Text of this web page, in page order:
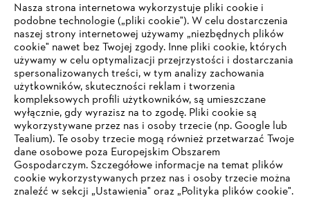
#STIHL
Firma
Nasza strona internetowa wykorzystuje pliki cookie i
podobne technologie („pliki cookie"). W celu dostarczenia
naszej strony internetowej używamy „niezbędnych plików
cookie" nawet bez Twojej zgody. Inne pliki cookie, których
używamy w celu optymalizacji przejrzystości i dostarczania
spersonalizowanych treści, w tym analizy zachowania
użytkowników, skuteczności reklam i tworzenia
kompleksowych profili użytkowników, są umieszczane
wyłącznie, gdy wyrazisz na to zgodę. Pliki cookie są
wykorzystywane przez nas i osoby trzecie (np. Google lub
Tealium). Te osoby trzecie mogą również przetwarzać Twoje
dane osobowe poza Europejskim Obszarem
Gospodarczym. Szczegółowe informacje na temat plików
cookie wykorzystywanych przez nas i osoby trzecie można
znaleźć w sekcji „Ustawienia" oraz „Polityka plików cookie".